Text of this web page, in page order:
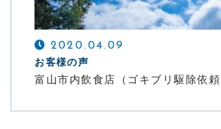
2020.04.09
お客様の声
富山市内飲食店（ゴキブリ駆除依頼